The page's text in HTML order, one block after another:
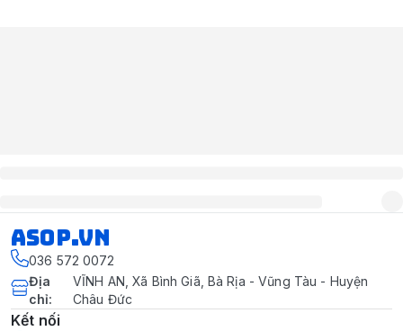
asop.vn
036 572 0072
Địa
chỉ:
VĨNH AN, Xã Bình Giã, Bà Rịa - Vũng Tàu - Huyện
Châu Đức
Kết nối